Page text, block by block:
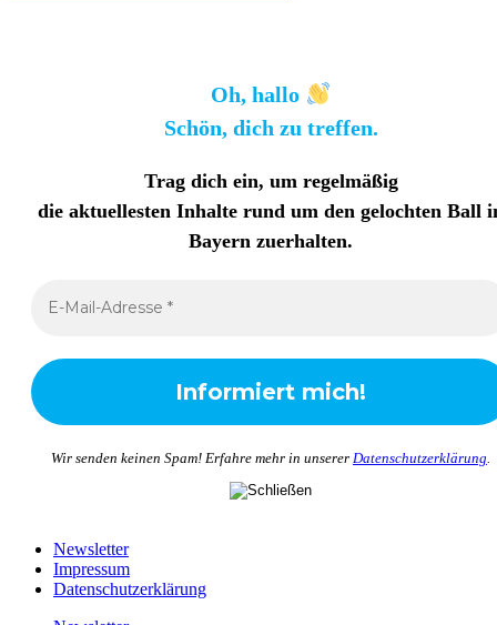
Oh, hallo
Schön, dich zu treffen.
Trag dich ein, um regelmäßig
die aktuellesten Inhalte rund um den gelochten Ball
Bayern zuerhalten.
Wir senden keinen Spam! Erfahre mehr in unserer Datenschutzerklärung.
Newsletter
Impressum
Datenschutzerklärung